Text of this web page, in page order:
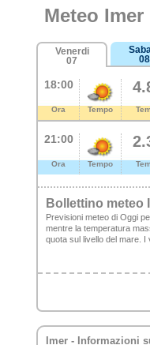
Meteo Imer
Venerdi
07
08
18:00
Ora Tempo
21:00
Ora Tempo
Bollettino meteo
Previsioni meteo di Oggi
mentre la temperatura
quota sul livello del mare.
Imer - Informazioni